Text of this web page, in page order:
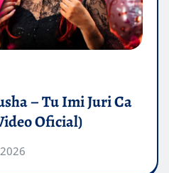
– Tu Imi Juri Ca
Oficial)